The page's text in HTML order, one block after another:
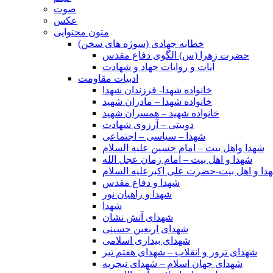
صوت
عکس
متون محتوایی
خطابه جهادی (سوژه های سخن)
حضرت زهرا (س) الگوی دفاع مقدس
آیات و روایات جهاد و شهادت
ادبیات مقاومت
خانواده شهدا- فرزندان شهدا
خانواده شهدا – مادران شهید
خانواده شهید – همسران شهید
دوبیتی – آرزوی شهادت
شهدا – سیاسی – اجتماعی
شهدا واهل بیت – امام حسین علیه السلام
شهدا و اهل بیت – امام زمان عجل الله
و اهل بیت-حضرت علی اکبرعلیه السلام
شهدا و دفاع مقدس
شهدا و راهیان نور
شهدا
شهدای آتش نشان
شهدای اربعین حسینی
شهدای بیداری اسلامی
شهدای ترور و انقلاب – شهدای هفتم تیر
شهدای جهان اسلام – شهدای نیجریه